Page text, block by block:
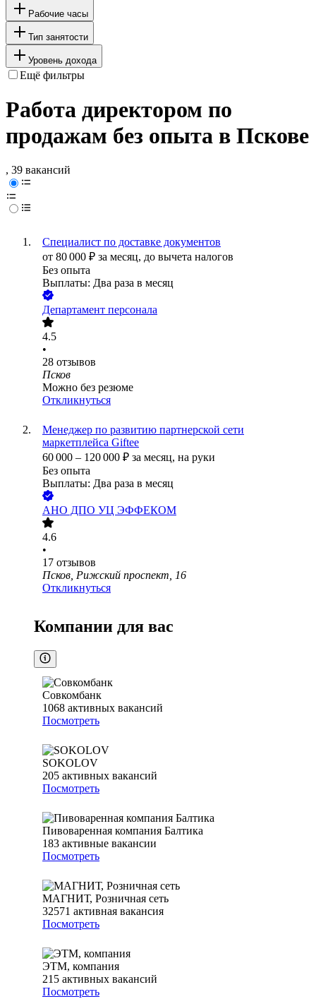
Рабочие часы
Тип занятости
Уровень дохода
Ещё фильтры
Работа директором по
продажам без опыта в Пскове
, 39 вакансий
Специалист по доставке документов
от 80 000 ₽ за месяц, до вычета налогов
Без опыта
Выплаты: Два раза в месяц
Департамент персонала
4.5
•
28 отзывов
Псков
Можно без резюме
Откликнуться
Менеджер по развитию партнерской сети
маркетплейса Giftee
60 000 – 120 000 ₽ за месяц, на руки
Без опыта
Выплаты: Два раза в месяц
АНО ДПО УЦ ЭФФЕКОМ
4.6
•
17 отзывов
Псков, Рижский проспект, 16
Откликнуться
Компании для вас
Совкомбанк
1068 активных вакансий
Посмотреть
SOKOLOV
205 активных вакансий
Посмотреть
Пивоваренная компания Балтика
183 активные вакансии
Посмотреть
МАГНИТ, Розничная сеть
32571 активная вакансия
Посмотреть
ЭТМ, компания
215 активных вакансий
Посмотреть